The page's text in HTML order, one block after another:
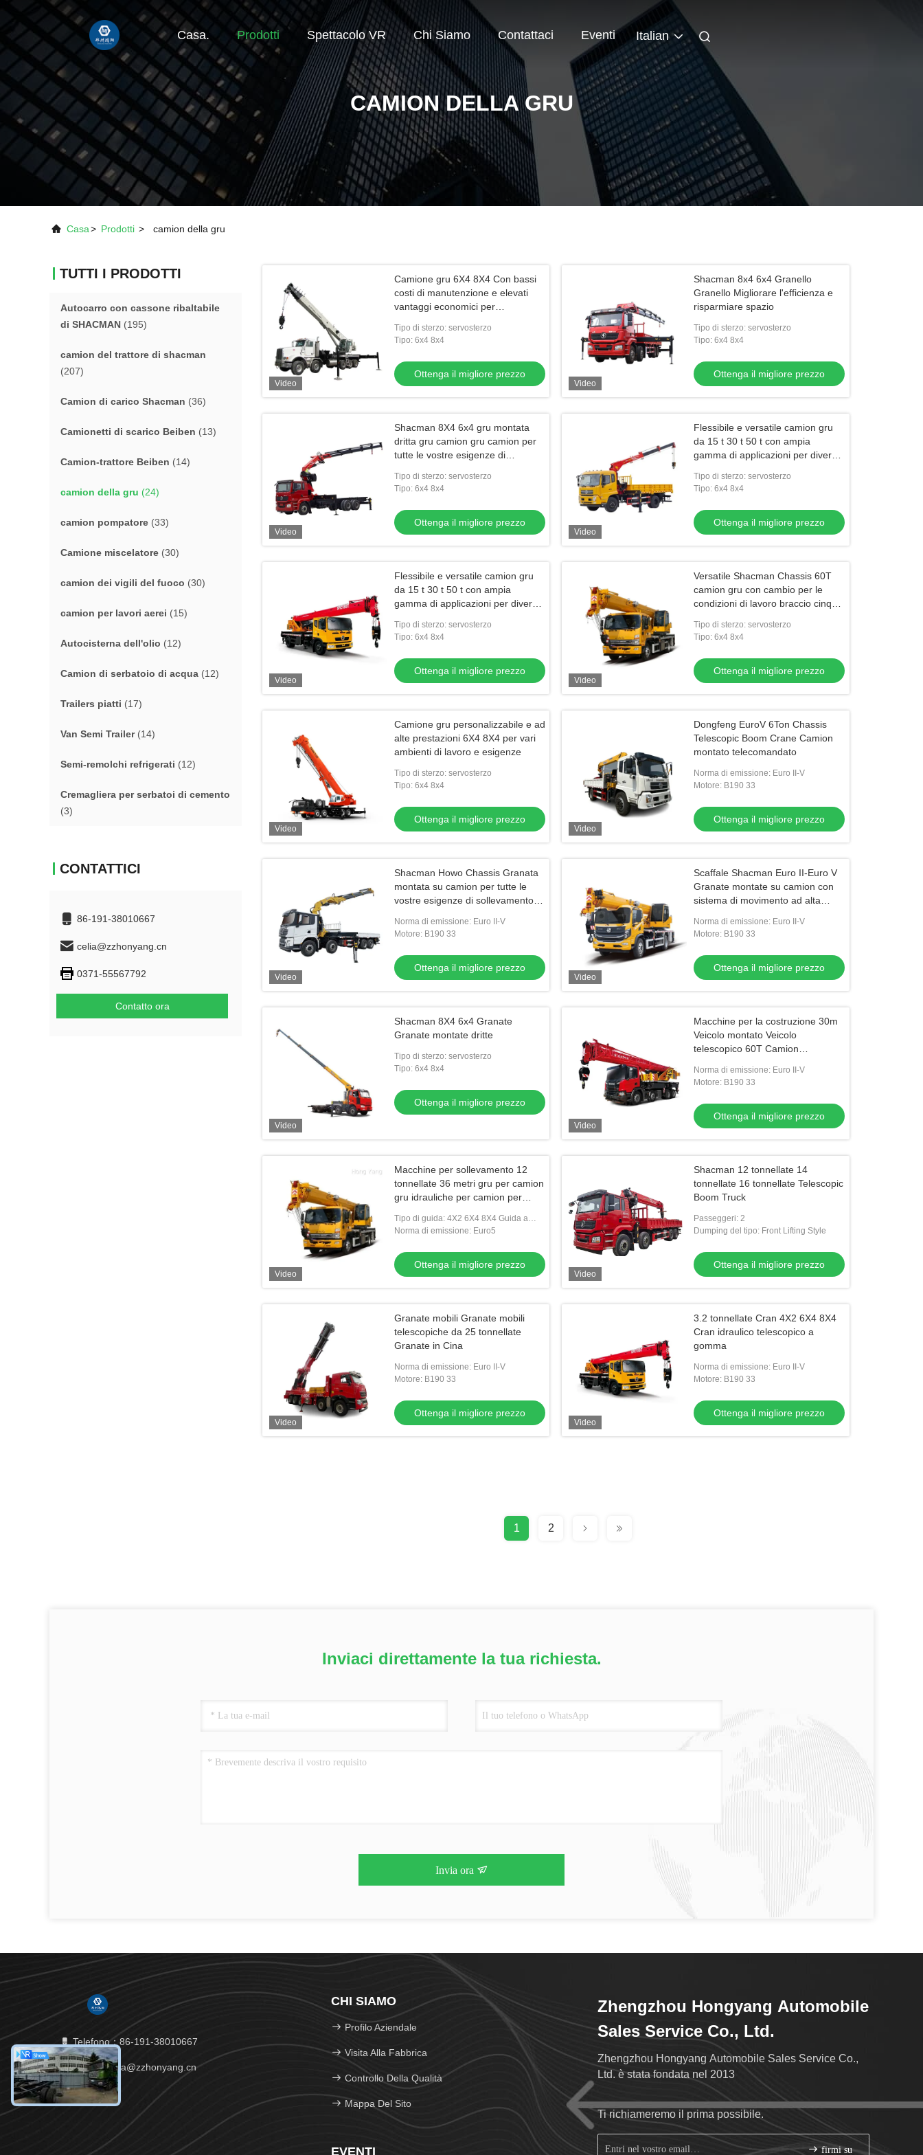
Casa. Prodotti Spettacolo VR Chi Siamo Contattaci Eventi Italian
CAMION DELLA GRU
Casa> Prodotti > camion della gru
TUTTI I PRODOTTI
Autocarro con cassone ribaltabile
di SHACMAN (195)
camion del trattore di shacman
(207)
Camion di carico Shacman (36)
Camionetti di scarico Beiben (13)
Camion-trattore Beiben (14)
camion della gru (24)
camion pompatore (33)
Camione miscelatore (30)
camion dei vigili del fuoco (30)
camion per lavori aerei (15)
Autocisterna dell'olio (12)
Camion di serbatoio di acqua (12)
Trailers piatti (17)
Van Semi Trailer(14)
Semi-remolchi refrigerati (12)
Cremagliera per serbatoi di cemento
(3)
CONTATTICI
86-191-38010667
celia@zzhonyang.cn
0371-55567792
Contatto ora
Video
Camione gru 6X4 8X4 Con bassi
costi di manutenzione e elevati
vantaggi economici per
gamma di applicazioni in vari
ambienti di lavoro
Tipo di sterzo: servosterzo
Tipo: 6x4 8x4
Ottenga il migliore prezzo
Video
Shacman 8x4 6x4 Granello
Granello Migliorare l'efficienza e
risparmiare spazio
Tipo di sterzo: servosterzo
Tipo: 6x4 8x4
Ottenga il migliore prezzo
Video
Shacman 8X4 6x4 gru montata
dritta gru camion gru camion per
tutte le vostre esigenze di
Tipo di sterzo: servosterzo
Tipo: 6x4 8x4
Ottenga il migliore prezzo
Video
Flessibile e versatile camion gru
da 15 t 30 t 50 t con ampia
gamma di applicazioni per diversi
Tipo di sterzo: servosterzo
Tipo: 6x4 8x4
Ottenga il migliore prezzo
Video
Flessibile e versatile camion gru
da 15 t 30 t 50 t con ampia
gamma di applicazioni per diversi
Tipo di sterzo: servosterzo
Tipo: 6x4 8x4
Ottenga il migliore prezzo
Video
Versatile Shacman Chassis 60T
camion gru con cambio per le
condizioni di lavoro braccio cinque
Tipo di sterzo: servosterzo
Tipo: 6x4 8x4
Ottenga il migliore prezzo
Video
Camione gru personalizzabile e ad
alte prestazioni 6X4 8X4 per vari
ambienti di lavoro e esigenze
Tipo di sterzo: servosterzo
Tipo: 6x4 8x4
Ottenga il migliore prezzo
Video
Dongfeng EuroV 6Ton Chassis
Telescopic Boom Crane Camion
montato telecomandato
Norma di emissione: Euro II-V
Motore: B190 33
Ottenga il migliore prezzo
Video
Shacman Howo Chassis Granata
montata su camion per tutte le
vostre esigenze di sollevamento e
Norma di emissione: Euro II-V
Motore: B190 33
Ottenga il migliore prezzo
Video
Scaffale Shacman Euro II-Euro V
Granate montate su camion con
sistema di movimento ad alta
aumentata
Norma di emissione: Euro II-V
Motore: B190 33
Ottenga il migliore prezzo
Video
Shacman 8X4 6x4 Granate
Granate montate dritte
Tipo di sterzo: servosterzo
Tipo: 6x4 8x4
Ottenga il migliore prezzo
Video
Macchine per la costruzione 30m
Veicolo montato Veicolo
telescopico 60T Camion
Norma di emissione: Euro II-V
Motore: B190 33
Ottenga il migliore prezzo
Video
Macchine per sollevamento 12
tonnellate 36 metri gru per camion
gru idrauliche per camion per
Tipo di guida: 4X2 6X4 8X4 Guida a
sinistra
Norma di emissione: Euro5
Ottenga il migliore prezzo
Video
Shacman 12 tonnellate 14
tonnellate 16 tonnellate Telescopic
Boom Truck
Passeggeri: 2
Dumping del tipo: Front Lifting Style
Ottenga il migliore prezzo
Video
Granate mobili Granate mobili
telescopiche da 25 tonnellate
Granate in Cina
Norma di emissione: Euro II-V
Motore: B190 33
Ottenga il migliore prezzo
Video
3.2 tonnellate Cran 4X2 6X4 8X4
Cran idraulico telescopico a
gomma
Norma di emissione: Euro II-V
Motore: B190 33
Ottenga il migliore prezzo
1 2
Inviaci direttamente la tua richiesta.
Invia ora
Telefono：86-191-38010667
Email：celia@zzhonyang.cn
CHI SIAMO
Profilo Aziendale
Visita Alla Fabbrica
Controllo Della Qualità
Mappa Del Sito
EVENTI
Zhengzhou Hongyang Automobile
Sales Service Co., Ltd.
Zhengzhou Hongyang Automobile Sales Service Co.,
Ltd. è stata fondata nel 2013
Ti richiameremo il prima possibile.
firmi su